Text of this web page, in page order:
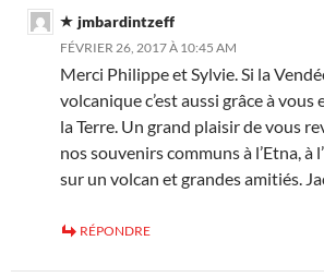
jmbardintzeff
FÉVRIER 26, 2017 À 10:45 AM
Merci Philippe et Sylvie. Si la
volcanique c’est aussi grâce à
la Terre. Un grand plaisir de vous
nos souvenirs communs à l’Etna,
sur un volcan et grandes amitiés.
RÉPONDRE